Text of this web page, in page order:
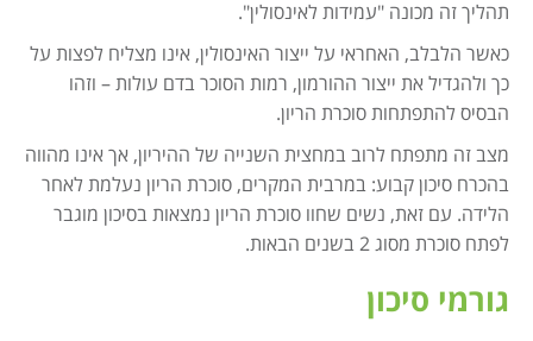
תהליך זה מכונה "עמידות לאינסולין".
כאשר הלבלב, האחראי על ייצור האינסולין, אינו מצליח לפצות על
כך ולהגדיל את ייצור ההורמון, רמות הסוכר בדם עולות – וזהו
הבסיס להתפתחות סוכרת הריון.
מצב זה מתפתח לרוב במחצית השנייה של ההיריון, אך אינו מהווה
בהכרח סיכון קבוע: במרבית המקרים, סוכרת הריון נעלמת לאחר
הלידה. עם זאת, נשים שחוו סוכרת הריון נמצאות בסיכון מוגבר
לפתח סוכרת מסוג 2 בשנים הבאות.
גורמי סיכון